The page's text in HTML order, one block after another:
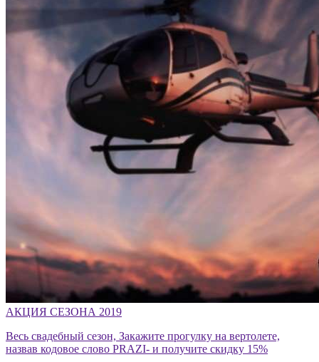
АКЦИЯ СЕЗОНА 2019
Весь свадебный сезон, Закажите прогулку на вертолете,
назвав кодовое слово PRAZI- и получите скидку 15%